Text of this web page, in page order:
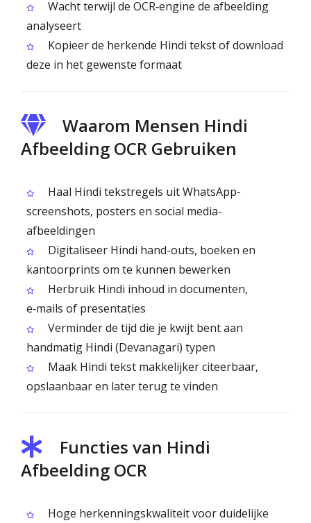
Wacht terwijl de OCR‑engine de afbeelding
analyseert
Kopieer de herkende Hindi tekst of download
deze in het gewenste formaat
Waarom Mensen Hindi
Afbeelding OCR Gebruiken
Haal Hindi tekstregels uit WhatsApp-
screenshots, posters en social media-
afbeeldingen
Digitaliseer Hindi hand-outs, boeken en
kantoorprints om te kunnen bewerken
Herbruik Hindi inhoud in documenten,
e‑mails of presentaties
Verminder de tijd die je kwijt bent aan
handmatig Hindi (Devanagari) typen
Maak Hindi tekst makkelijker citeerbaar,
opslaanbaar en later terug te vinden
Functies van Hindi
Afbeelding OCR
Hoge herkenningskwaliteit voor duidelijke